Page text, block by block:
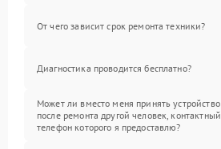
От чего зависит срок ремонта техники?
Диагностика проводится бесплатно?
Может ли вместо меня принять устройство
после ремонта другой человек, контактный
телефон которого я предоставлю?